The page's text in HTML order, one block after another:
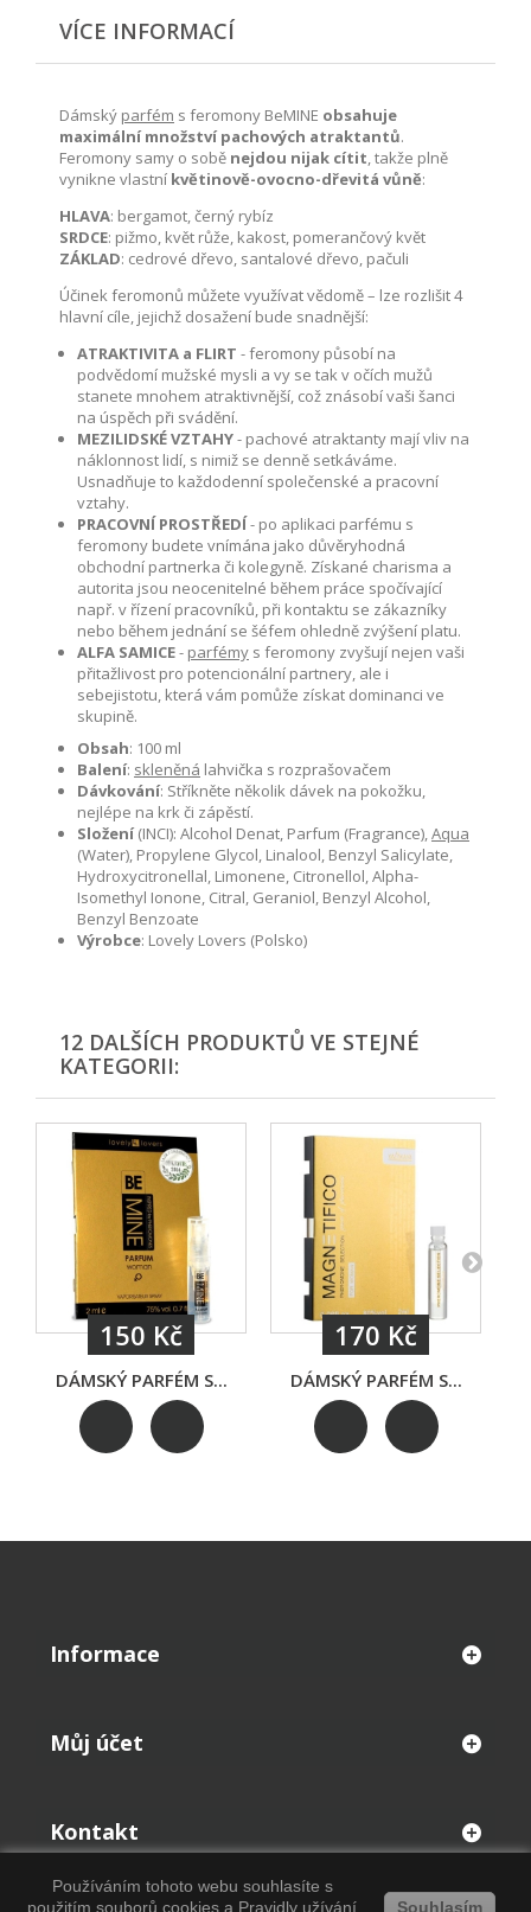
VÍCE INFORMACÍ
Dámský parfém s feromony BeMINE obsahuje
maximální množství pachových atraktantů.
Feromony samy o sobě nejdou nijak cítit , takže plně
vynikne vlastní květinově-ovocno-dřevitá vůně:
HLAVA: bergamot, černý rybíz
SRDCE: pižmo, květ růže, kakost, pomerančový květ
ZÁKLAD: cedrové dřevo, santalové dřevo, pačuli
Účinek feromonů můžete využívat vědomě – lze rozlišit 4
hlavní cíle, jejichž dosažení bude snadnější:
ATRAKTIVITA a FLIRT - feromony působí na
podvědomí mužské mysli a vy se tak v očích mužů
stanete mnohem atraktivnější, což znásobí vaši šanci
na úspěch při svádění.
MEZILIDSKÉ VZTAHY- pachové atraktanty mají vliv na
náklonnost lidí, s nimiž se denně setkáváme.
Usnadňuje to každodenní společenské a pracovní
vztahy.
PRACOVNÍ PROSTŘEDÍ- po aplikaci parfému s
feromony budete vnímána jako důvěryhodná
obchodní partnerka či kolegyně. Získané charisma a
autorita jsou neocenitelné během práce spočívající
např. v řízení pracovníků, při kontaktu se zákazníky
nebo během jednání se šéfem ohledně zvýšení platu.
ALFA SAMICE- parfémy s feromony zvyšují nejen vaši
přitažlivost pro potencionální partnery, ale i
sebejistotu, která vám pomůže získat dominanci ve
skupině.
Obsah: 100 ml
Balení: skleněná lahvička s rozprašovačem
Dávkování: Stříkněte několik dávek na pokožku,
nejlépe na krk či zápěstí.
Složení(INCI): Alcohol Denat, Parfum (Fragrance), Aqua
(Water), Propylene Glycol, Linalool, Benzyl Salicylate,
Hydroxycitronellal, Limonene, Citronellol, Alpha-
Isomethyl Ionone, Citral, Geraniol, Benzyl Alcohol,
Benzyl Benzoate
Výrobce: Lovely Lovers (Polsko)
12 DALŠÍCH PRODUKTŮ VE STEJNÉ
KATEGORII:
150 Kč
DÁMSKÝ PARFÉM S...
170 Kč
DÁMSKÝ PARFÉM S...
Informace
Můj účet
Kontakt
Používáním tohoto webu souhlasíte s
použitím souborů cookies a Pravidly užívání Souhlasím